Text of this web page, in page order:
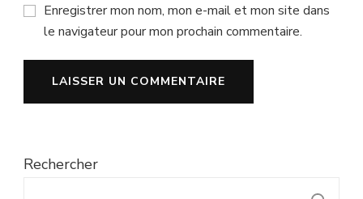
Enregistrer mon nom, mon e-mail et mon site dans
le navigateur pour mon prochain commentaire.
Rechercher